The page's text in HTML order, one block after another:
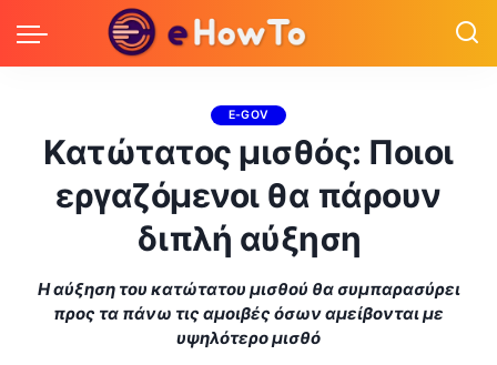
E-GOV
Κατώτατος μισθός: Ποιοι
εργαζόμενοι θα πάρουν
διπλή αύξηση
Η αύξηση του κατώτατου μισθού θα συμπαρασύρει
προς τα πάνω τις αμοιβές όσων αμείβονται με
υψηλότερο μισθό